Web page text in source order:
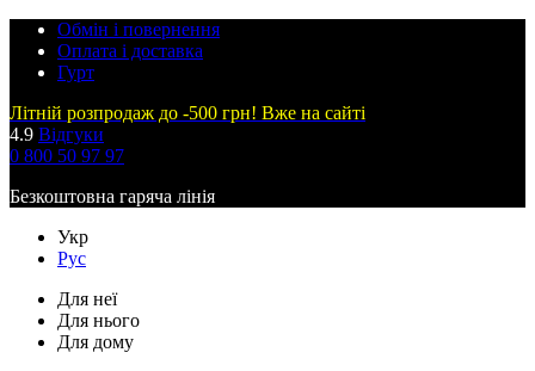
Обмін і повернення
Оплата і доставка
Гурт
Літній розпродаж до -500 грн! Вже на сайті
4.9 Відгуки
0 800 50 97 97
Безкоштовна гаряча лінія
Укр
Рус
Для неї
Для нього
Для дому